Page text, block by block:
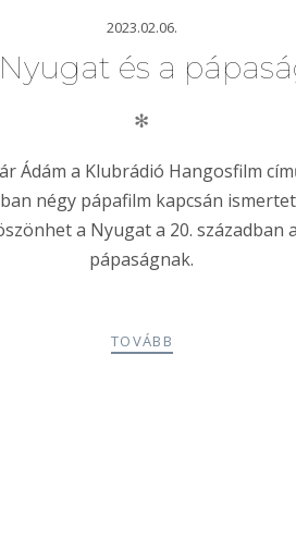
2023.02.06.
és a
✻
Ádám a Klubrádió Hangosfilm
négy pápafilm kapcsán
a Nyugat a 20. században a
pápaságnak.
TOVÁBB